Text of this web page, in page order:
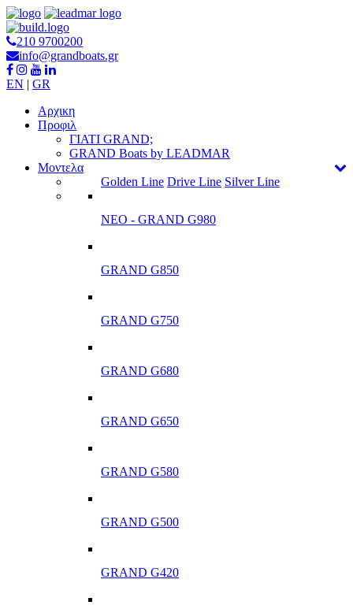
210 9700200
info@grandboats.gr
EN | GR
Αρχικη
Προφιλ
ΓΙΑΤΙ GRAND;
GRAND Boats by LEADMAR
Μοντελα
Golden Line Drive Line Silver Line
ΝΕΟ - GRAND G980
GRAND G850
GRAND G750
GRAND G680
GRAND G650
GRAND G580
GRAND G500
GRAND G420